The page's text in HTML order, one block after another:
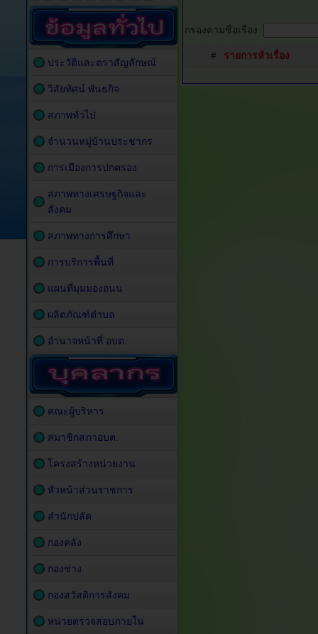
กรองตามชื่อเรื่อง
# รายการหัวเรื่อง
ประวัติและตราสัญลักษณ์
วิสัยทัศน์ พันธกิจ
สภาพทั่วไป
จำนวนหมู่บ้านประชากร
การเมืองการปกครอง
สภาพทางเศรษฐกิจและ
สังคม
สภาพทางการศึกษา
การบริการพื้นที่
แผนที่มุมมองถนน
ผลิตภัณฑ์ตำบล
อำนาจหน้าที่ อบต.
คณะผู้บริหาร
สมาชิกสภาอบต.
โครงสร้างหน่วยงาน
หัวหน้าส่วนราชการ
สำนักปลัด
กองคลัง
กองช่าง
กองสวัสดิการสังคม
หน่วยตรวจสอบภายใน